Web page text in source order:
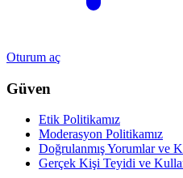
Oturum aç
Güven
Etik Politikamız
Moderasyon Politikamız
Doğrulanmış Yorumlar ve
Gerçek Kişi Teyidi ve